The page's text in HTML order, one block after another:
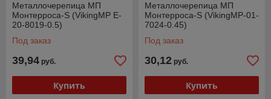
Металлочерепица МП
Монтерроса-S (VikingMP E-
20-8019-0.5)
Под заказ
39,94 руб.
Купить
Металлочерепица МП
Монтерроса-S (VikingMP-01-
7024-0.45)
Под заказ
30,12 руб.
Купить